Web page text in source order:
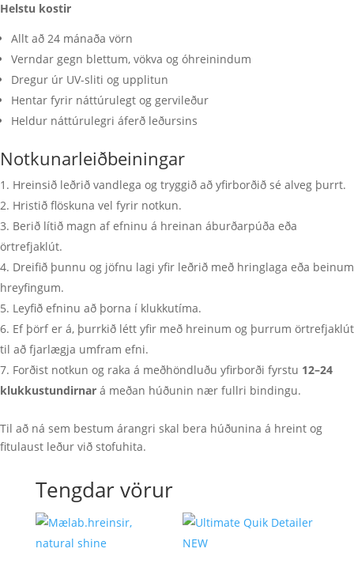
Helstu kostir
Allt að 24 mánaða vörn
Verndar gegn blettum, vökva og óhreinindum
Dregur úr UV-sliti og upplitun
Hentar fyrir náttúrulegt og gervileður
Heldur náttúrulegri áferð leðursins
Notkunarleiðbeiningar
Hreinsið leðrið vandlega og tryggið að yfirborðið sé alveg þurrt.
Hristið flöskuna vel fyrir notkun.
Berið lítið magn af efninu á hreinan áburðarpúða eða
örtrefjaklút.
Dreifið þunnu og jöfnu lagi yfir leðrið með hringlaga eða beinum
hreyfingum.
Leyfið efninu að þorna í klukkutíma.
Ef þörf er á, þurrkið létt yfir með hreinum og þurrum örtrefjaklút
til að fjarlægja umfram efni.
Forðist notkun og raka á meðhöndluðu yfirborði fyrstu 12–24
klukkustundirnar á meðan húðunin nær fullri bindingu.
Til að ná sem bestum árangri skal bera húðunina á hreint og
fitulaust leður við stofuhita.
Tengdar vörur